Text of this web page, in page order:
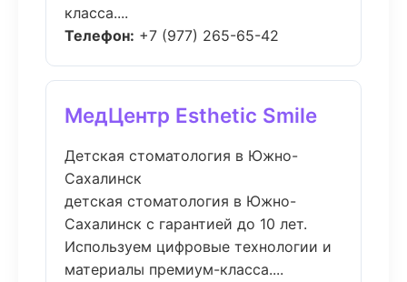
класса....
Телефон: +7 (977) 265-65-42
МедЦентр Esthetic Smile
Детская стоматология в Южно-
Сахалинск
детская стоматология в Южно-
Сахалинск с гарантией до 10 лет.
Используем цифровые технологии и
материалы премиум-класса....